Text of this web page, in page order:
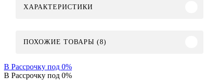
ХАРАКТЕРИСТИКИ
ПОХОЖИЕ ТОВАРЫ (8)
В Рассрочку под 0%
В Рассрочку под 0%